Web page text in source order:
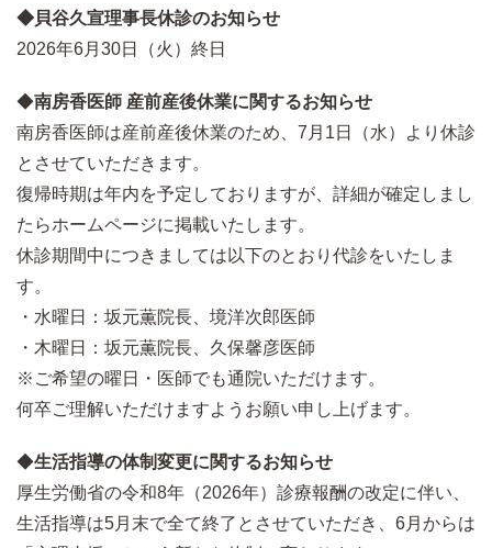
◆貝谷久宣理事長休診のお知らせ
2026年6月30日（火）終日
◆南房香医師 産前産後休業に関するお知らせ
南房香医師は産前産後休業のため、7月1日（水）より休診
とさせていただきます。
復帰時期は年内を予定しておりますが、詳細が確定しまし
たらホームページに掲載いたします。
休診期間中につきましては以下のとおり代診をいたしま
す。
・水曜日：坂元薫院長、境洋次郎医師
・木曜日：坂元薫院長、久保馨彦医師
※ご希望の曜日・医師でも通院いただけます。
何卒ご理解いただけますようお願い申し上げます。
◆生活指導の体制変更に関するお知らせ
厚生労働省の令和8年（2026年）診療報酬の改定に伴い、
生活指導は5月末で全て終了とさせていただき、6月からは